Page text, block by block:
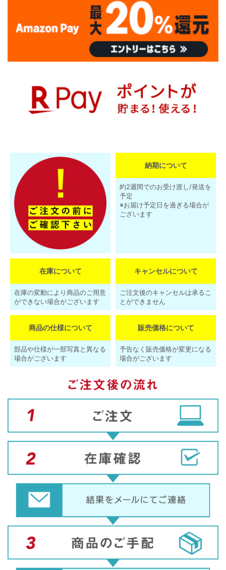
納期について
約2週間でのお受け渡し/発送を
予定
※お届け予定日を過ぎる場合が
ございます
在庫について
在庫の変動により商品のご用意
ができない場合がございます
キャンセルについて
ご注文後のキャンセルは承るこ
とができません
商品の仕様について
部品や仕様が一部写真と異なる
場合がございます
販売価格について
予告なく販売価格が変更になる
場合がございます